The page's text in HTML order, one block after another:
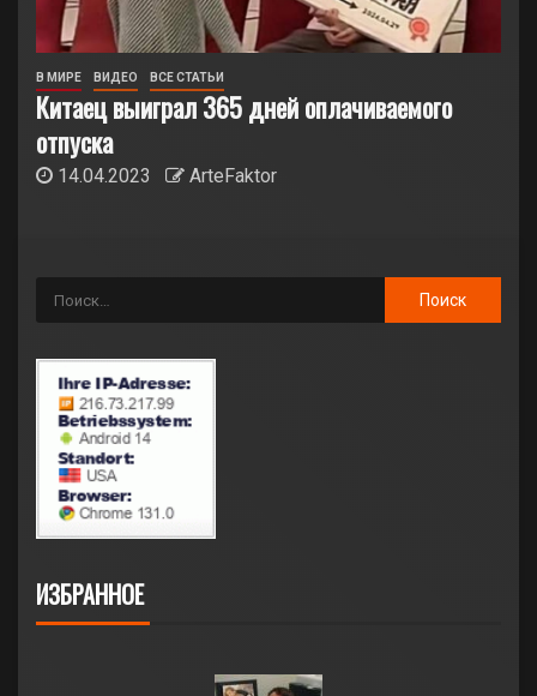
В МИРЕ ВИДЕО ВСЕ СТАТЬИ
Китаец выиграл 365 дней оплачиваемого
отпуска
14.04.2023 ArteFaktor
ИЗБРАННОЕ